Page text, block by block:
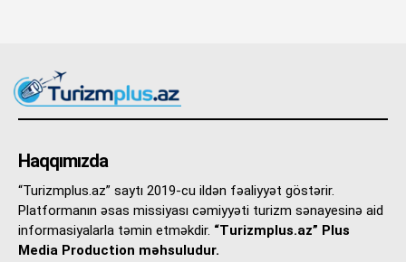
Haqqımızda
“Turizmplus.az” saytı 2019-cu ildən fəaliyyət göstərir.
Platformanın əsas missiyası cəmiyyəti turizm sənayesinə aid
informasiyalarla təmin etməkdir. “Turizmplus.az” Plus
Media Production məhsuludur.